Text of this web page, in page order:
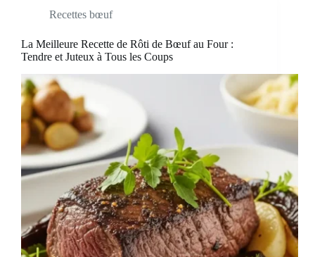
Recettes bœuf
La Meilleure Recette de Rôti de Bœuf au Four :
Tendre et Juteux à Tous les Coups